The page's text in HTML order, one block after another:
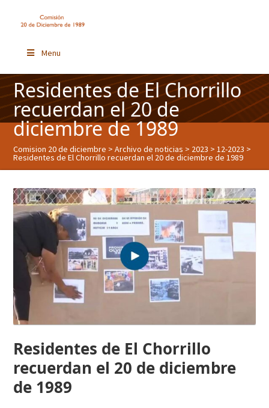
Menu
Residentes de El Chorrillo
recuerdan el 20 de
diciembre de 1989
Comision 20 de diciembre >Archivo de noticias > 2023 >12-2023 >
Residentes de El Chorrillo recuerdan el 20 de diciembre de 1989
Residentes de El Chorrillo
recuerdan el 20 de diciembre
de 1989